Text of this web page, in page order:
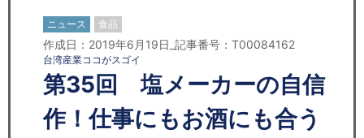
日本人にPR
コンサルティング
リサーチ
ニュース 食品
作成日：2019年6月19日_記事番号：T00084162
台湾産業ココがスゴイ
第35回 塩メーカーの自信
作！仕事にもお酒にも合う